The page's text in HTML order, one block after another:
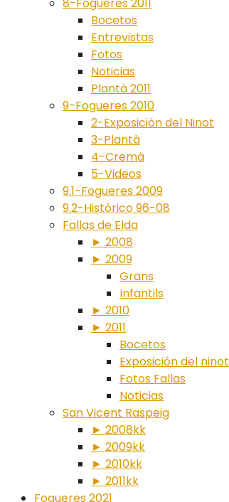
Bocetos
Entrevistas
Fotos
Noticias
Plantà 2011
9-Fogueres 2010
2-Exposición del Ninot
3-Plantà
4-Cremà
5-Videos
9.1-Fogueres 2009
9.2-Histórico 96-08
Fallas de Elda
► 2008
► 2009
Grans
Infantils
► 2010
► 2011
Bocetos
Exposición del ninot
Fotos Fallas
Noticias
San Vicent Raspeig
► 2008kk
► 2009kk
► 2010kk
► 2011kk
Fogueres 2021